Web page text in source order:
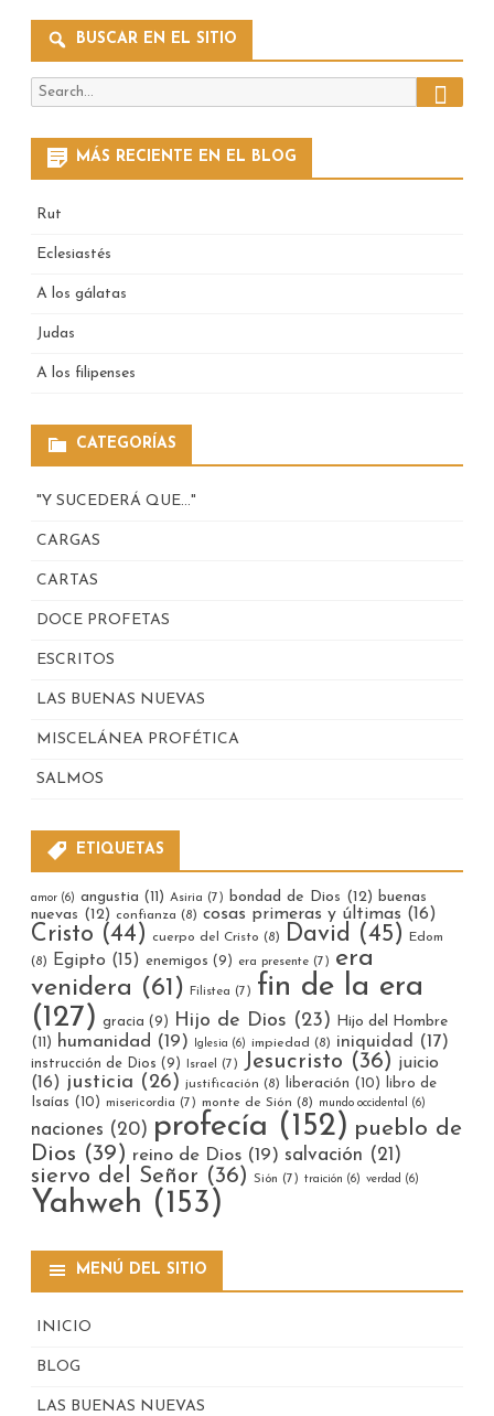
BUSCAR EN EL SITIO
Search
Search
MÁS RECIENTE EN EL BLOG
Rut
Eclesiastés
A los gálatas
Judas
A los filipenses
CATEGORÍAS
"Y SUCEDERÁ QUE…"
CARGAS
CARTAS
DOCE PROFETAS
ESCRITOS
LAS BUENAS NUEVAS
MISCELÁNEA PROFÉTICA
SALMOS
ETIQUETAS
amor (6) angustia (11) Asiria (7) bondad de Dios (12) buenas
nuevas (12) confianza (8) cosas primeras y últimas (16)
Cristo (44) cuerpo del Cristo (8) David (45)
Edom
(8)
Egipto (15) enemigos (9) era presente (7) era
venidera (61) Filistea (7) fin de la era
(127) gracia (9) Hijo de Dios (23)
Hijo del Hombre
(11)
humanidad (19) Iglesia (6) impiedad (8) iniquidad (17)
instrucción de Dios (9) Israel (7) Jesucristo (36) juicio
(16) justicia (26) justificación (8) liberación (10)
libro de
Isaías (10) misericordia (7) monte de Sión (8) mundo occidental (6)
naciones (20) profecía (152) pueblo de
Dios (39) reino de Dios (19) salvación (21)
siervo del Señor (36) Sión (7) traición (6) verdad (6)
Yahweh (153)
MENÚ DEL SITIO
INICIO
BLOG
LAS BUENAS NUEVAS